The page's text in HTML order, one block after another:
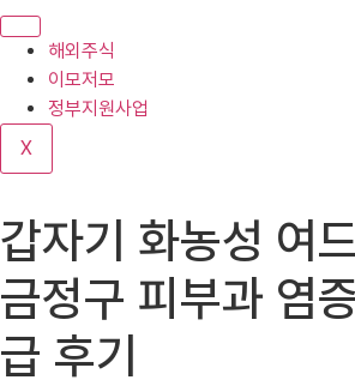
로
기
해외주식
이모저모
정부지원사업
X
갑자기 화농성 여
금정구 피부과 염
급 후기